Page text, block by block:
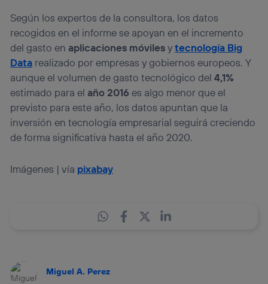
Según los expertos de la consultora, los datos
recogidos en el informe se apoyan en el incremento
del gasto en aplicaciones móvilesytecnología Big
Data realizado por empresas y gobiernos europeos. Y
aunque el volumen de gasto tecnológico del4,1%
estimado para el año 2016 es algo menor que el
previsto para este año, los datos apuntan que la
inversión en tecnología empresarial seguirá creciendo
de forma significativa hasta el año 2020.
Imágenes | vía pixabay
Miguel A. Perez